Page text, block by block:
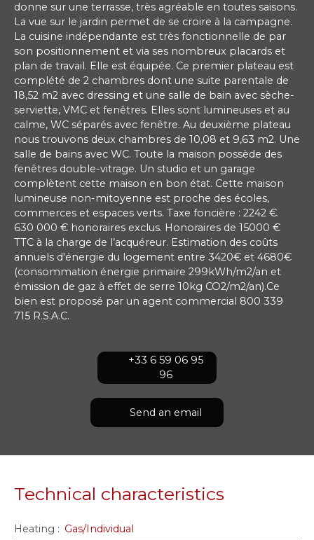
donne sur une terrasse, très agréable en toutes saisons.
La vue sur le jardin permet de se croire à la campagne.
La cuisine indépendante est très fonctionnelle de par
son positionnement et via ses nombreux placards et
plan de travail. Elle est équipée. Ce premier plateau est
complété de 2 chambres dont une suite parentale de
18,52 m2 avec dressing et une salle de bain avec sèche-
serviette, VMC et fenêtres. Elles sont lumineuses et au
calme, WC séparés avec fenêtre. Au deuxième plateau
nous trouvons deux chambres de 10,08 et 9,63 m2. Une
salle de bains avec WC. Toute la maison possède des
fenêtres double-vitrage. Un studio et un garage
complètent cette maison en bon état. Cette maison
lumineuse non-mitoyenne est proche des écoles,
commerces et espaces verts. Taxe foncière : 2242 €.
630 000 € honoraires exclus. Honoraires de 15000 €
TTC à la charge de l’acquéreur. Estimation des coûts
annuels d'énergie du logement entre 3420€ et 4680€
(consommation énergie primaire 299kWh/m2/an et
émission de gaz à effet de serre 10kg CO2/m2/an).Ce
bien est proposé par un agent commercial 800 339
715 R.S.A.C.
+33 6 59 06 95
96
Send an email
Technical characteristics
Heating : Gas/Individual